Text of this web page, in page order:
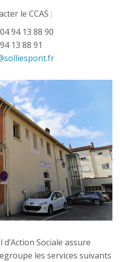
le CCAS :
94 13 88 90
13 88 91
Sociale assure
les services suivants